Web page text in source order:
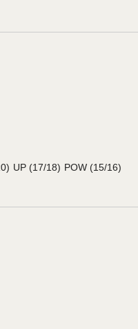
UP (17/18) POW (15/16)